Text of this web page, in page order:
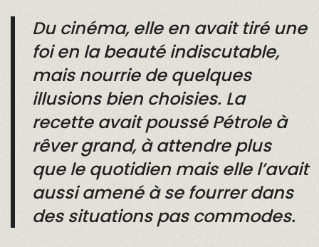
Du cinéma, elle en avait tiré une
foi en la beauté indiscutable,
mais nourrie de quelques
illusions bien choisies. La
recette avait poussé Pétrole à
rêver grand, à attendre plus
que le quotidien mais elle l’avait
aussi amené à se fourrer dans
des situations pas commodes.